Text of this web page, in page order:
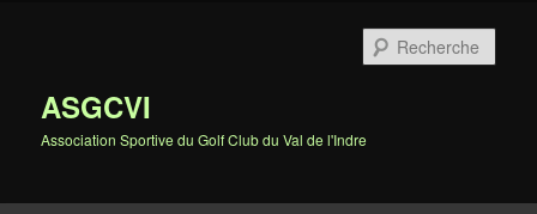
ASGCVI
Association Sportive du Golf Club du Val de l'Indre